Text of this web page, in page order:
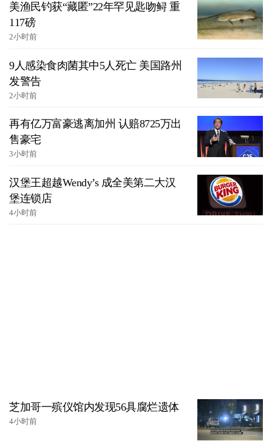
美渔民钓获“藏匿”22年罕见匙吻鲟 重
117磅
2小时前
9人感染食肉菌其中5人死亡 美国路州
发警告
2小时前
再有亿万富豪逃离加州 认赔8725万出
售豪宅
3小时前
汉堡王超越Wendy’s 成全美第二大汉
堡连锁店
4小时前
芝加哥一殡仪馆内发现56具腐烂遗体
4小时前